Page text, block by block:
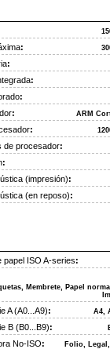
:
:
:
:
: ARM
:
de procesador:
:
(impresión):
(en reposo):
papel ISO A-series:
Membrete, Papel
A (A0...A9): A4,
B (B0...B9):
No-ISO: Folio,